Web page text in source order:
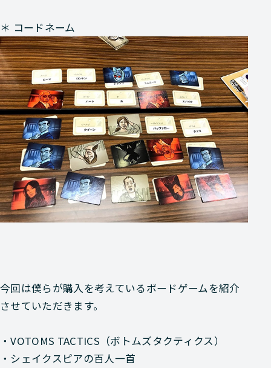
＊ コードネーム
今回は僕らが購入を考えているボードゲームを紹介
させていただきます。
・VOTOMS TACTICS（ボトムズタクティクス）
・シェイクスピアの百人一首